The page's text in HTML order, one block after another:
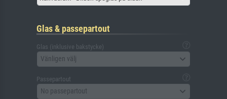
Glas & passepartout
Glas (inklusive bakstycke)
Vänligen välj
Passepartout
No passepartout